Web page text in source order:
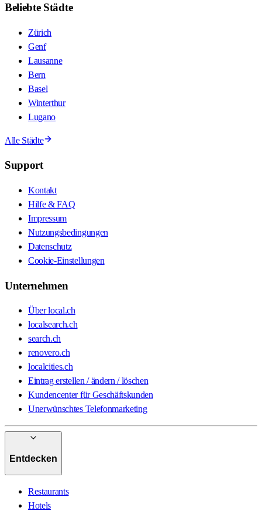
Beliebte Städte
Zürich
Genf
Lausanne
Bern
Basel
Winterthur
Lugano
Alle Städte
Support
Kontakt
Hilfe & FAQ
Impressum
Nutzungsbedingungen
Datenschutz
Cookie-Einstellungen
Unternehmen
Über local.ch
localsearch.ch
search.ch
renovero.ch
localcities.ch
Eintrag erstellen / ändern / löschen
Kundencenter für Geschäftskunden
Unerwünschtes Telefonmarketing
Entdecken
Restaurants
Hotels